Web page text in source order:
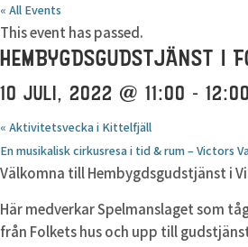
« All Events
This event has passed.
HEMBYGDSGUDSTJÄNST I
10 JULI, 2022 @ 11:00 - 12:00
« Aktivitetsvecka i Kittelfjäll
En musikalisk cirkusresa i tid & rum – Victors
Välkomna till Hembygdsgudstjänst i
Här medverkar Spelmanslaget som
från Folkets hus och upp till